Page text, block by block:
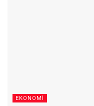
EKONOMI